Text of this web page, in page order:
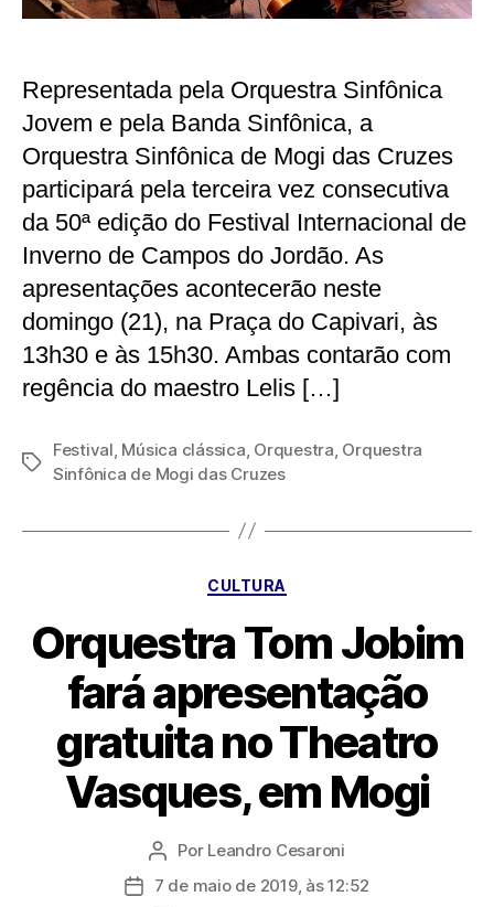
do
Representada pela Orquestra Sinfônica
Jovem e pela Banda Sinfônica, a
Orquestra Sinfônica de Mogi das Cruzes
participará pela terceira vez consecutiva
da 50ª edição do Festival Internacional de
Inverno de Campos do Jordão. As
apresentações acontecerão neste
domingo (21), na Praça do Capivari, às
13h30 e às 15h30. Ambas contarão com
regência do maestro Lelis […]
Tags
Festival Música clássica Orquestra Orquestra
Sinfônica de Mogi das Cruzes
Categorias
CULTURA
Orquestra Tom Jobim
fará apresentação
gratuita no Theatro
Vasques, em Mogi
Autor
do
Por Leandro Cesaroni
Data7 de maio de 2019, às 12:52